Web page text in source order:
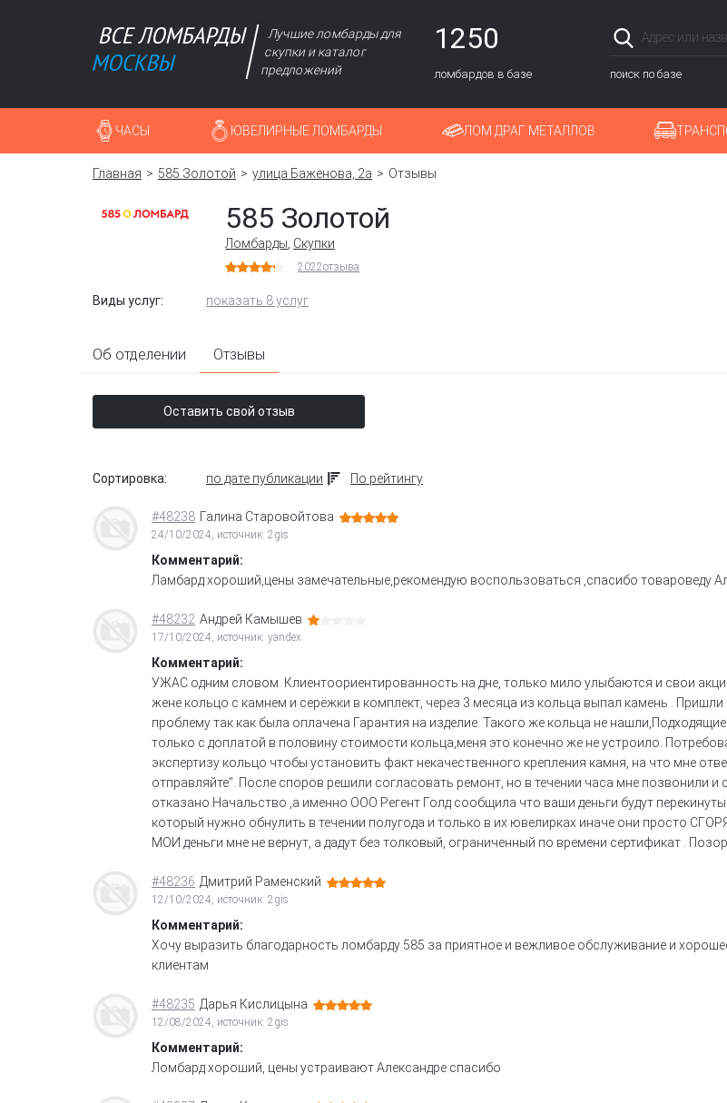
Лучшие ломбарды для
скупки и каталог
предложений
1250
ломбардов в базе поиск по базе
ЧАСЫ ЮВЕЛИРНЫЕ ЛОМБАРДЫ ЛОМ ДРАГ. МЕТАЛЛОВ
Главная 585 Золотой улица Баженова, 2а Отзывы
585 Золотой
Ломбарды Скупки
2022отзыва
Виды услуг: показать 8 услуг
Об отделении Отзывы
Оставить свой отзыв
Сортировка: по дате публикации По рейтингу
#48238 Галина Старовойтова
24/10/2024, источник: 2gis
Комментарий:
Ламбард хороший,цены замечательные,рекомендую воспользоваться ,спасибо товароведу
#48232 Андрей Камышев
17/10/2024, источник: yandex
Комментарий:
УЖАС одним словом. Клиентоориентированность на дне, только мило улыбаются и свои
жене кольцо с камнем и серёжки в комплект, через 3 месяца из кольца выпал камень .
проблему так как была оплачена Гарантия на изделие. Такого же кольца не
только с доплатой в половину стоимости кольца,меня это конечно же не устроило.
экспертизу кольцо чтобы установить факт некачественного крепления камня, на что мне
отправляйте". После споров решили согласовать ремонт, но в течении часа мне позвонили и
отказано.Начальство ,а именно ООО Регент Голд сообщила что ваши деньги будут перекинуты
который нужно обнулить в течении полугода и только в их ювелирках иначе они просто
МОИ деньги мне не вернут, а дадут без толковый, ограниченный по времени сертификат .
#48236 Дмитрий Раменский
12/10/2024, источник: 2gis
Комментарий:
Хочу выразить благодарность ломбарду 585 за приятное и вежливое обслуживание и
клиентам
#48235 Дарья Кислицына
12/08/2024, источник: 2gis
Комментарий:
Ломбард хороший, цены устраивают Александре спасибо